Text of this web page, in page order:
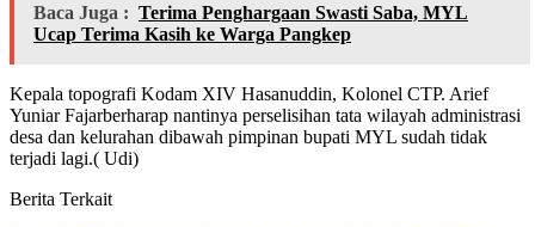
Baca Juga : Terima Penghargaan Swasti Saba, MYL
Ucap Terima Kasih ke Warga Pangkep
Kepala topografi Kodam XIV Hasanuddin, Kolonel CTP. Arief
Yuniar Fajarberharap nantinya perselisihan tata wilayah administrasi
desa dan kelurahan dibawah pimpinan bupati MYL sudah tidak
terjadi lagi.( Udi)
Berita Terkait